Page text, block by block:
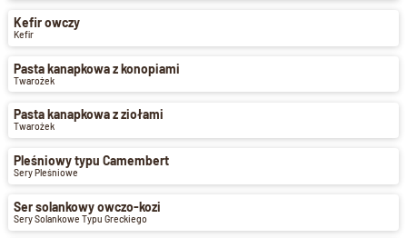
Kefir owczy
Kefir
Pasta kanapkowa z konopiami
Twarożek
Pasta kanapkowa z ziołami
Twarożek
Pleśniowy typu Camembert
Sery Pleśniowe
Ser solankowy owczo-kozi
Sery Solankowe Typu Greckiego